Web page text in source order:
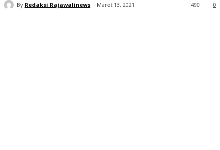
By Redaksi Rajawalinews Maret 13, 2021 0
490